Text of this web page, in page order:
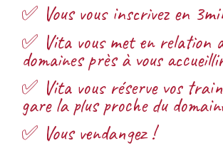
✅ Vous vous inscrivez en
✅ Vita vous met en relation
domaines près à vous
✅ Vita vous réserve vos
gare la plus proche du
✅ Vous vendangez !